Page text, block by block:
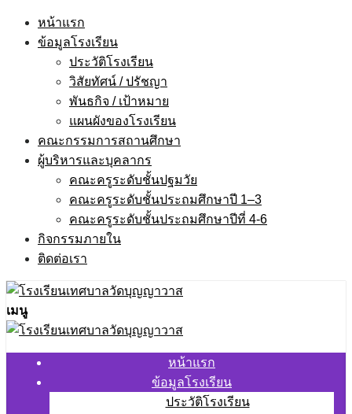
Skip
หน้าแรก
ข้อมูลโรงเรียน
ประวัติโรงเรียน
วิสัยทัศน์ / ปรัชญา
พันธกิจ / เป้าหมาย
แผนผังของโรงเรียน
คณะกรรมการสถานศึกษา
ผู้บริหารและบุคลากร
คณะครูระดับชั้นปฐมวัย
คณะครูระดับชั้นประถมศึกษาปี 1–3
คณะครูระดับชั้นประถมศึกษาปีที่ 4-6
กิจกรรมภายใน
ติดต่อเรา
เมนู
หน้าแรก
ข้อมูลโรงเรียน
ประวัติโรงเรียน